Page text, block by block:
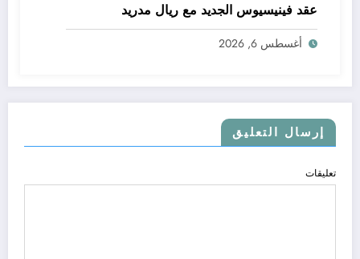
عقد فينيسيوس الجديد مع ريال مدريد
أغسطس 6, 2026
إرسال التعليق
تعليقات